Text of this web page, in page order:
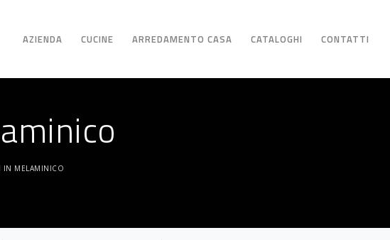
AZIENDA CUCINE ARREDAMENTO CASA CATALOGHI CONTATTI
IN MELAMINICO